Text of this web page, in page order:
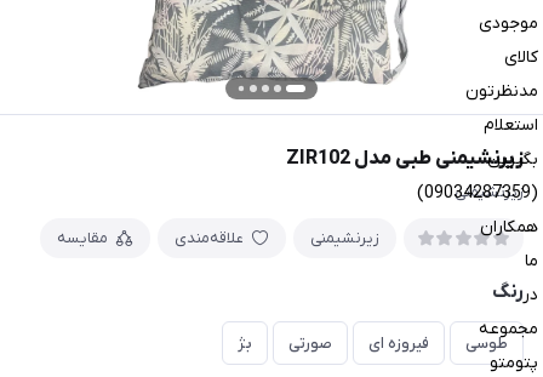
موجودی
کالای
مدنظرتون
استعلام
بگیرین
(09034287359)
همکاران
ما
در
مجموعه
پتومتو
زیرنشیمنی طبی مدل ZIR102
زیرنشیمنی
زیرنشیمنی علاقه‌مندی مقایسه
رنگ
طوسی فیروزه ای صورتی بژ